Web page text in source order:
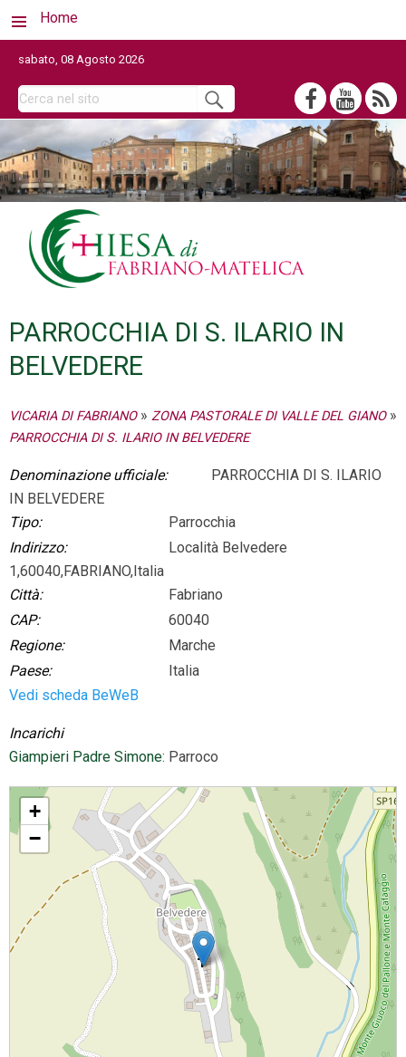
Home
sabato, 08 Agosto 2026
PARROCCHIA DI S. ILARIO IN
BELVEDERE
VICARIA DI FABRIANO » ZONA PASTORALE DI VALLE DEL GIANO »
PARROCCHIA DI S. ILARIO IN BELVEDERE
Denominazione ufficiale:
PARROCCHIA DI S. ILARIO
IN BELVEDERE
Tipo:
Parrocchia
Indirizzo:
Località Belvedere
1,60040,FABRIANO,Italia
Città:
Fabriano
CAP:
60040
Regione:
Marche
Paese:
Italia
Vedi scheda BeWeB
Incarichi
Giampieri Padre Simone: Parroco
PARROCCHIA DI S. ILARIO IN BELVEDERE
+
−